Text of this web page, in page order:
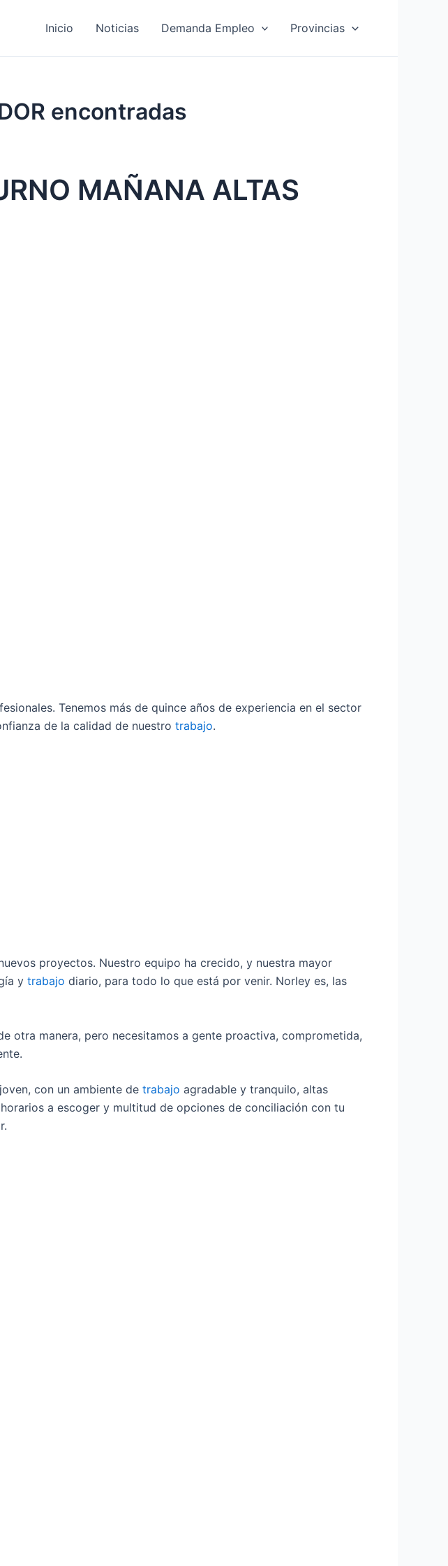
Inicio Noticias Demanda Empleo Provincias
encontradas
MAÑANA ALTAS
Tenemos más de quince años de experiencia en el sector
de la calidad de nuestro trabajo.
proyectos. Nuestro equipo ha crecido, y nuestra mayor
y trabajo diario, para todo lo que está por venir. Norley es, las
otra manera, pero necesitamos a gente proactiva, comprometida,
con un ambiente de trabajo agradable y tranquilo, altas
a escoger y multitud de opciones de conciliación con tu